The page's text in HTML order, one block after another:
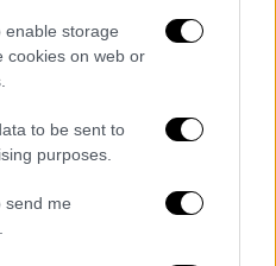
enable storage
cookies on web or
to be sent to
purposes.
send me